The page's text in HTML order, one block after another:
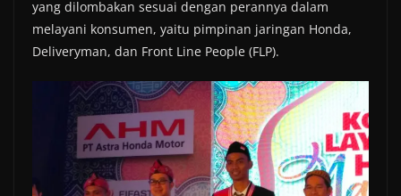
yang dilombakan sesuai dengan perannya dalam
melayani konsumen, yaitu pimpinan jaringan Honda,
Deliveryman, dan Front Line People (FLP).